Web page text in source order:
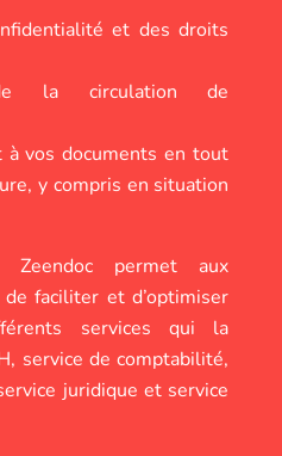
et des droits
la circulation de
à vos documents en tout
y compris en situation
Zeendoc permet aux
faciliter et d’optimiser
services qui la
service de comptabilité,
juridique et service